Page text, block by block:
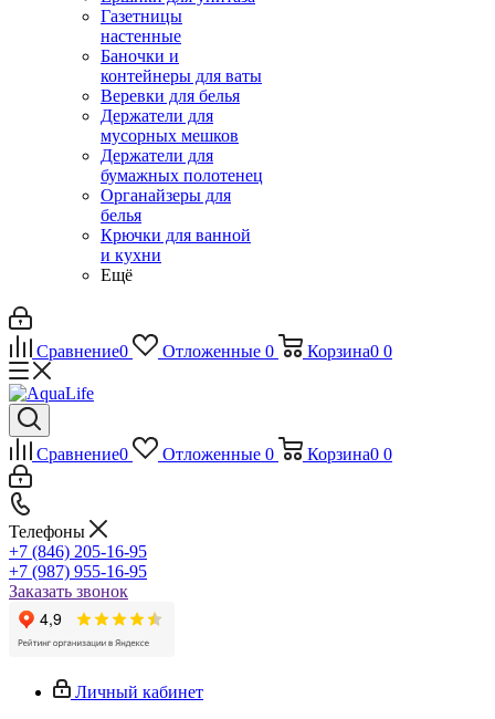
Газетницы
настенные
Баночки и
контейнеры для ваты
Веревки для белья
Держатели для
мусорных мешков
Держатели для
бумажных полотенец
Органайзеры для
белья
Крючки для ванной
и кухни
Ещё
Сравнение0 Отложенные 0 Корзина0 0
Сравнение0 Отложенные 0 Корзина0 0
Телефоны
+7 (846) 205-16-95
+7 (987) 955-16-95
Заказать звонок
Личный кабинет